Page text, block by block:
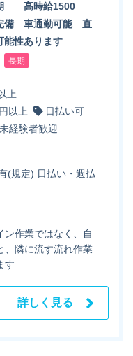
高時給1500
備 車通勤可能 直
能性あります
長期
上
以上
日払い可
未経験者歓迎
(規定) 日払い・週払
ン作業ではなく、自
、隣に流す流れ作業
す
詳しく見る